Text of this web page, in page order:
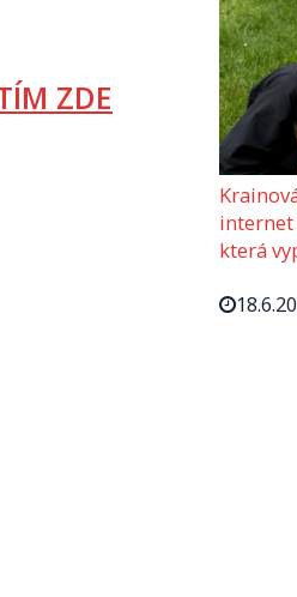
ZDE
internet
která